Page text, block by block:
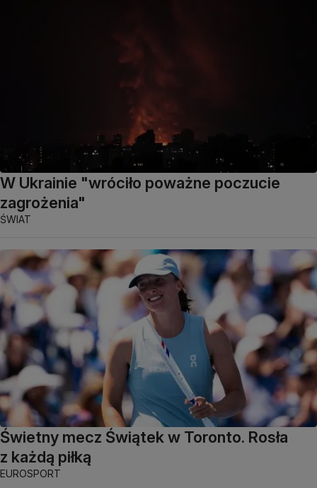
W Ukrainie "wróciło poważne poczucie
zagrożenia"
ŚWIAT
Świetny mecz Świątek w Toronto. Rosła
z każdą piłką
EUROSPORT